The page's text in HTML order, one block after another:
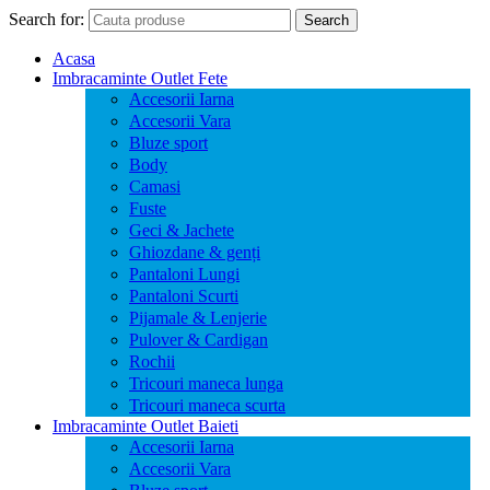
Search for: Search
Acasa
Imbracaminte Outlet Fete
Accesorii Iarna
Accesorii Vara
Bluze sport
Body
Camasi
Fuste
Geci & Jachete
Ghiozdane & genți
Pantaloni Lungi
Pantaloni Scurti
Pijamale & Lenjerie
Pulover & Cardigan
Rochii
Tricouri maneca lunga
Tricouri maneca scurta
Imbracaminte Outlet Baieti
Accesorii Iarna
Accesorii Vara